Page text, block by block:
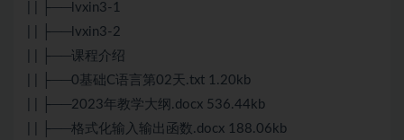
| | ├──lvxin3-1
| | ├──lvxin3-2
| | ├──课程介绍
| | ├──0基础C语言第02天.txt 1.20kb
| | ├──2023年教学大纲.docx 536.44kb
| | ├──格式化输入输出函数.docx 188.06kb